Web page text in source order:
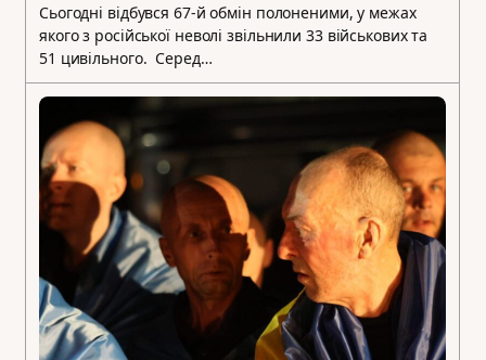
Сьогодні відбувся 67-й обмін полоненими, у межах
якого з російської неволі звільнили 33 військових та
51 цивільного. Серед…